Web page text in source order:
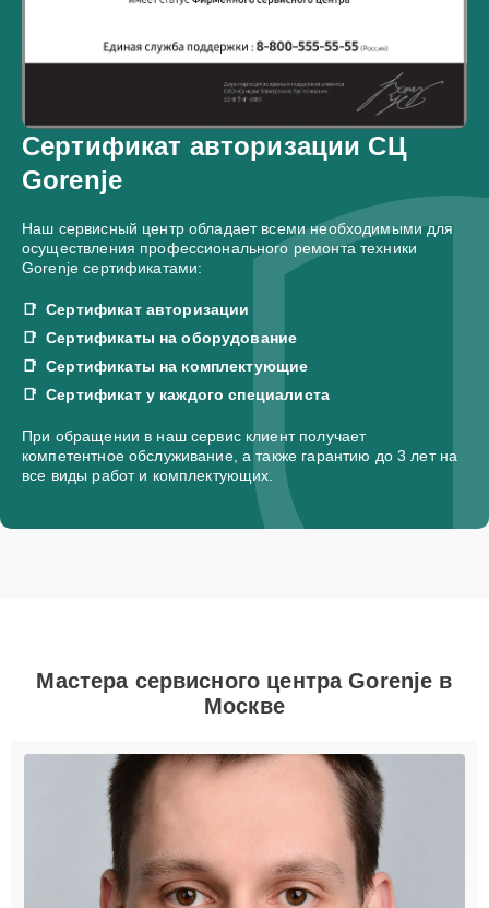
Сертификат авторизации СЦ
Gorenje
Наш сервисный центр обладает всеми необходимыми для
осуществления профессионального ремонта техники
Gorenje сертификатами:
Сертификат авторизации
Сертификаты на оборудование
Сертификаты на комплектующие
Сертификат у каждого специалиста
При обращении в наш сервис клиент получает
компетентное обслуживание, а также гарантию до 3 лет на
все виды работ и комплектующих.
Мастера сервисного центра Gorenje в
Москве